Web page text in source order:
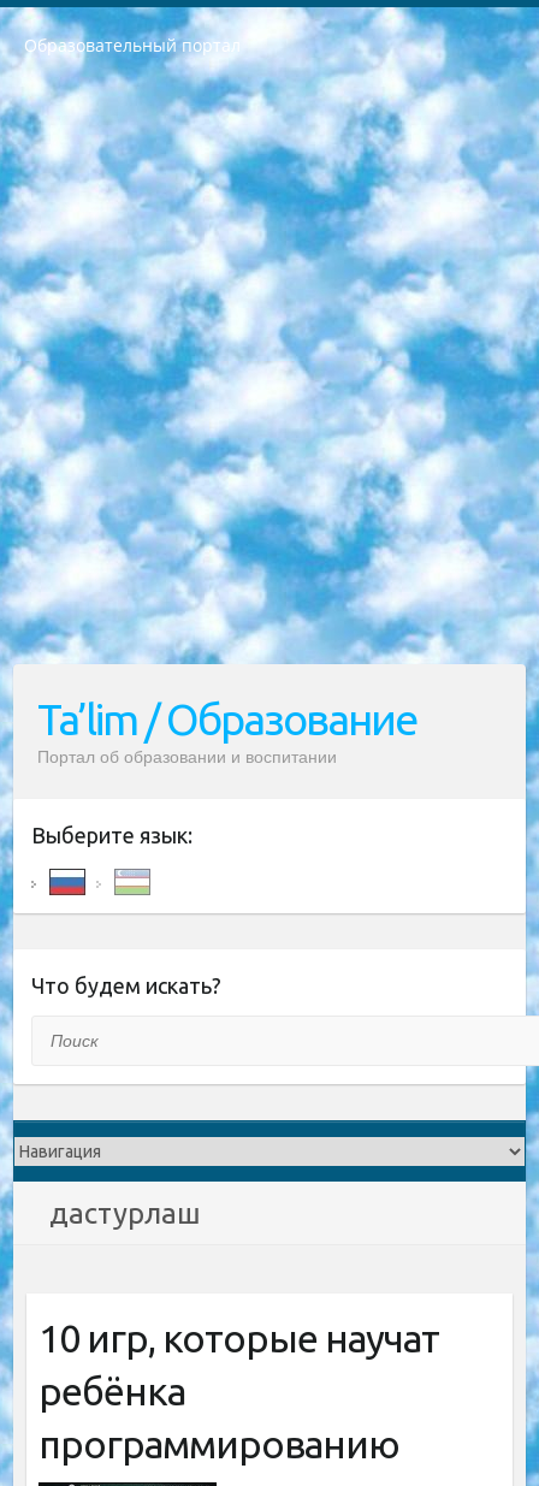
Образовательный портал
РЕСПУБЛИКА УЗБЕКИСТАН МИНИСТРЕРСТВО ДОШКОЛЬНОГО И ШКОЛЬНОГО ОБРАЗОВАНИЯ КОМАНДА в общеобразовательных учреждениях в 2023-2024 учебном году организация и проведение итоговой государственной аттестации обучающихся о Министра дошкольного и школьного образования Республики Узбекистан от 4 марта 2008 года (постановлением Минюста от 20 марта 2008 года № 1778 государственной регистрации) «Итоговое состояние учащихся общего среднего образования на основании положения об утверждении положения об аттестации общего среднего образования выпускной экзамен студентов в образовательных учреждениях в 2023-2024 учебном году В целях организации и прохождения аттестации приказываю: 1. Следующее: перечень предметов, по которым будет проводиться итоговая государственная аттестация и экзамен формы перевода согласно приложению 1; сертификаты международного образца, оценивающие уровень владения иностранными языками перечень согласно приложению 2; 2. Педагогический при специализированных образовательных учреждениях. научно-практический центр квалификации и международной оценки (Д.Давидова) 2024 г. До 25 марта: задания по предметам, по которым будет проводиться итоговая аттестация разработка и утверждение технических условий; итоговая аттестация на основании разработанного предметного задания разработка вопросов по предметам (устно и письменно), экзамен передача; общеобразовательные средние школы и специальные учебные заведения учащиеся выпускных классов школ и интернатов в агентской системе подготовка базы данных экзаменационных материалов и критериев оценки; перевод базы экзаменационных материалов на все языки обучения подать в Республиканский образовательный центр для изготовления; варианты экзаменов на основе разработанных контрольных материалов пусть будут поставлены задачи формирования. 3. Республиканский образовательный центр (Ш.Худайкулов) до 5 апреля 2024 года. до: база данных предоставленных экзаменационных материалов на все языки обучения перевод и экспертиза; для слепых, слабовидящих, глухих, слабослышащих и умственно отсталых детей учащиеся выпускных классов специализированных школ и школ-интернатов база данных экзаменационных материалов на всех преподаваемых языках подготовка критериев оценки; специализированные школы для умственно отсталых детей и технологии для учащихся выпускных классов школ-интернатов разработка соответствующих рекомендаций и критериев проведения ЕГЭ по естествознанию давать задания. 4. Педагогический при специализированных образовательных учреждениях. Научно-практический центр навыков и международной оценки (Д.Давидова), Республика образовательный центр (Худайкулов Ш.) итоговый государственный аттестационный экзамен ориентирован на творческое и логическое мышление при подготовке базы материалов учитывать введение заданий. 5. Следует отметить, что: сертификат государственного образца о знании общеобразовательного предмета и как минимум национальный уровень B1 по предметам на иностранных языках, указанным в Приложении 2. или международно признанный сертификат эквивалентного уровня студенты, изучающие определенный предмет, освобождаются от экзамена; по соответствующим предметам запланирована итоговая государственная аттестация за день до дня, путем жеребьевки Рабочей группой (в письменной форме по предметам, проводимым в форме) из числа сформированных вариантов выбрано 2 варианта; 2 выбранных варианта экзамена анонсированы на официальном сайте министерства и все выпускники по всей стране на основе этих вариантов проводит итоговую государственную аттестацию. 6. Государственное образование учащихся средних общеобразовательных учреждений. знания в соответствии с квалификационными требованиями, которые необходимо приобрести на основании стандартов итоговый (выпускной) контроль для 9 и 11 классов в целях тестирования Экзамены (далее – экзамены) состоят из предметов, перечисленных в приложении 1. будет сделано. 7. Экзамены пройдут с 26 мая по 15 июня 2024 г. (кроме науки физического воспитания). 8. Физическая для учащихся 9 классов общесредних образовательных учреждений. Экзамены по предмету «Образование, квалификация медицина» 1-6 мая 2024 года. сотрудники перевести под присмотр (с отклонениями в физическом или умственном развитии) специализированная школа для детей, школы-интернаты и со сколиозом школы-интернаты санаторного типа для больных детей исключены). 9. Он был слепым, слабовидящим и имел нарушения опорно-двигательного аппарата. экзамены в специализированных школах и интернатах для детей должны проводиться исходя из требований, предъявляемых к общеобразовательным учреждениям (физкультура кроме науки). 10. Специализированная школа для глухих и слабослышащих детей. и экзамены в интернатах и быть реализован в виде письменного теста по математике. 11. Специальность для умственно отсталых детей. Для 9 класса Родной язык и литературное письмо Государственный язык (язык обучения – узбекский). для неклассов) написано Математическое письмо Письменная/устная история Узбекистана Физическое воспитание практично Итоговый контроль Для 11 класса Написание родного языка и литературы (эссе) Математическое письмо Узбекский язык (обучение на узбекском языке) не посещающее общее среднее образование для учреждений)/Образовательное учреждение выбор письменный и устный Иностранный язык письменный/устный Письменная/устная история Узбекистана *По выбору студента:  Химия  Физика  Основы государственного права  География 10 бесплатных образовательных ресурсов - Мы составили подборку онлайн-проектов с интерактивными упражнениями, видеолекциями и статьями. Они помогут вам обрести новые и освежить старые знания бесплатно. 1. «ИНТУИТ» Старейшая образовательная площадка Рунета. Здесь вы найдёте сотни текстовых и видеокурсов на десятки различных тем — от программирования до психологии. Многие курсы подготовлены российскими университетами и крупными международными компаниями вроде Intel и Microsoft. Самостоятельное обучение бесплатное, но желающие могут оплатить услуги персональных наставников. 2. «Смартия» знакомит с актуальными профессиями и подсказывает, как им обучаться. Выбрав заинтересовавшую вас специальность — SMM-специалист, фотограф, веб-дизайнер или другую, — увидите список необходимых для неё умений. Чтобы вы могли освоить их самостоятельно, для каждого умения площадка отображает подборку ссылок на учебные материалы. Хотя «Смартия» ориентируется на русскоязычную аудиторию, часть контента всё же доступна только на английском. 3. «Лекторий Физтеха» Проект Московского физико-технического института (Физтеха). С его помощью вы можете смотреть онлайн серии лекций, записанные на видео в этом вузе. В числе доступных предметов — физика, биология, химия, информационные технологии и другие. К некоторым лекциям администрация ресурса прилагает готовые конспекты, которые можно скачивать в PDF-формате. 4. ITMOcourses Онлайн-площадка Санкт-Петербургского национального исследовательского университета информационных технологий, механики и оптики (ИТМО). Ресурс предоставляет свободный доступ к курсам, разработанным в этом вузе. Каталог материалов разбит на четыре категории: «Оптические системы и технологии», «Приборостроение и робототехника», «Информационные технологии» и «Биотехнологии». Курсы состоят из видеолекций, интерактивных демонстраций и заданий. 5. «КиберЛенинка» Электронная научная библиотека открытого доступа. Каталог площадки регулярно обрастает текстами статей из различных научных изданий. Сгруппированные по журналам и рубрикам публикации можно читать онлайн или скачивать целиком в PDF-формате. Проект нацелен на популяризацию науки за счёт открытого доступа к качественной информации. 6. «ПостНаука» На этом ресурсе публикуют подборки видеолекций, составленные экспертами из разных отраслей и объединённые общими темами. Среди них, к примеру, есть серии «Биоинформатика и геномика», «Культура средневековой Скандинавии» и Cinema Studies о теории кино. Каждая подборка лекций — логически связанная история, рассказанная экспертом от первого лица. Кроме того, на сайте появляются научно-образовательные статьи и тесты на разные темы. 7. «Newочём» Команда проекта «Newочём» отбирает самые интересные тексты из англоязычных СМИ и переводит те из них, за которые голосуют участники сообщества «ВКонтакте». По большей части это научно-популярные статьи. Редакторы придумывают лишь заголовки, в остальном содержание переводов соответствует оригиналам. Полные тексты можно читать прямо в социальной сети. 8. InternetUrok Онлайн-база материалов по основным дисциплинам школьной программы. Информация на сайте структурирована по классам, предметам и темам (урокам). Каждый урок состоит из видеолекций и конспектов. Есть также интерактивные тренажёры и тесты для закрепления пройденного материала. Даже если вы давно окончили школу, возможность повторить программу старших классов всегда может пригодиться. 9. Edutainme Ещё один ресурс об образовании. В отличие от Newtonew, как мне кажется, Edutainme больше ориентируется на представителей индустрии: педагогов, предпринимателей, разработчиков образовательных проектов. Но и любой, кто просто стремится к саморазвитию, найдёт на сайте много полезного и интересного для себя. Например, информацию о новых курсах и образовательных сервисах. 10. Newtonew Онлайн-медиа об образовании и обучении в широком смысле. Авторы Newtonew пишут об инструментах, заведениях, тактиках и стратегиях, которые помогают учить других и получать новые знания самостоятельно. На этой площадке вы найдёте новости, обзоры, аналитические мат
Ta’lim / Образование
Портал об образовании и воспитании
Выберите язык:
Что будем искать?
дастурлаш
10 игр, которые научат
ребёнка
программированию